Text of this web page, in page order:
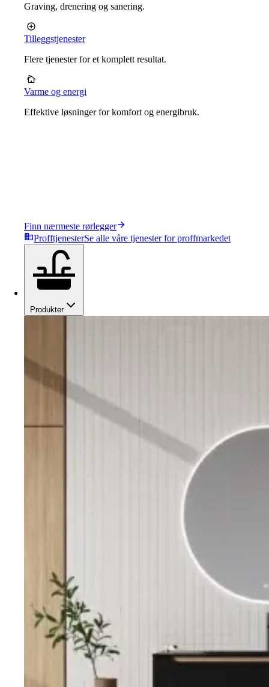
Graving, drenering og sanering.
Tilleggstjenester
Flere tjenester for et komplett resultat.
Varme og energi
Effektive løsninger for komfort og energibruk.
Finn nærmeste rørlegger
ProfftjenesterSe alle våre tjenester for proffmarkedet
Produkter